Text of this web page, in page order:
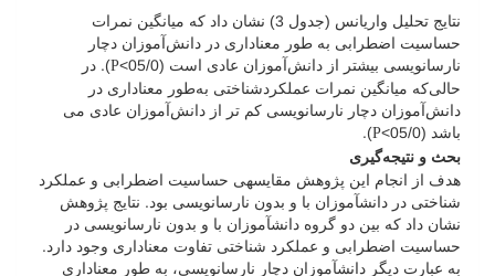
نتایج تحلیل واریانس (جدول 3) نشان داد که میانگین نمرات
حساسیت اضطرابی به طور معناداری در دانش‌آموزان دچار
نارسانویسی بیشتر از دانش‌آموزان عادی است (05/0>
P). در
حالی‌که میانگین نمرات عملکردشناختی به‌طور معناداری در
دانش‌آموزان دچار نارسانویسی کم تر از دانش‌آموزان عادی می
باشد (05/0>
P
).
بحث و نتیجه‌گیری
هدف از انجام این پژوهش مقایسه­ی حساسیت اضطرابی و عملکرد
شناختی در دانش­آموزان با و بدون نارسانویسی بود. نتایج پژوهش
نشان داد که بین دو گروه دانش­آموزان با و بدون نارسانویسی در
حساسیت اضطرابی و عملکرد شناختی تفاوت معناداری وجود دارد.
به عبارت دیگر دانش­آموزان دچار نارسانویسی، به طور معناداری